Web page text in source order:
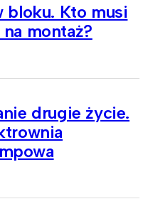
bloku. Kto musi
montaż?
drugie życie.